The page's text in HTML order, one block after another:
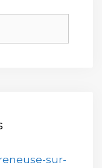
sur-